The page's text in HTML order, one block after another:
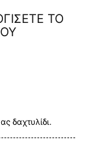
ΤΟ
δαχτυλίδι.